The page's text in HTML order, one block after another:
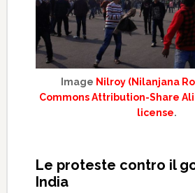
Image Nilroy (Nilanjana
Commons Attribution-Share
license.
Le proteste contro il
India